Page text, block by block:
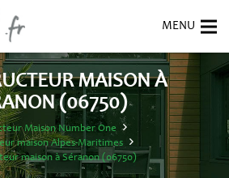
MAISON À
(06750)
Maison Number One
maison Alpes-Maritimes
maison à Séranon (06750)